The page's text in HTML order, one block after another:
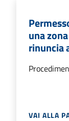
una
rinuncia
VAI ALLA